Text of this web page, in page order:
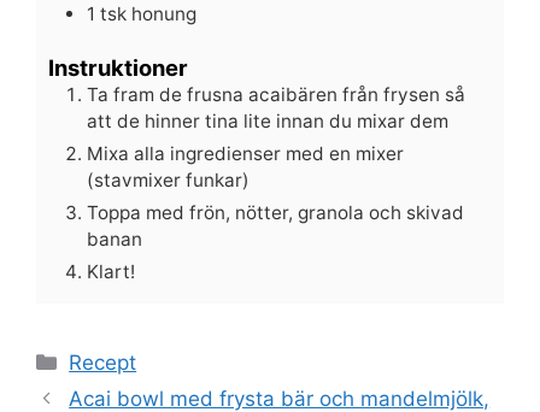
1 tsk honung
Instruktioner
Ta fram de frusna acaibären från frysen så
att de hinner tina lite innan du mixar dem
Mixa alla ingredienser med en mixer
(stavmixer funkar)
Toppa med frön, nötter, granola och skivad
banan
Klart!
Kategorier
Recept
Acai bowl med frysta bär och mandelmjölk,